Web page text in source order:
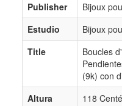
Publisher
Bijoux
Estudio
Bijoux
Title
Boucles
(9k) con
Altura
118